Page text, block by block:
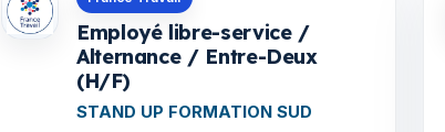
Employé libre-service /
Alternance / Entre-Deux
(H/F)
STAND UP FORMATION SUD